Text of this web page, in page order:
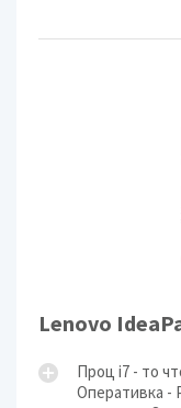
Lenovo
Проц i7 - то
Оперативка -